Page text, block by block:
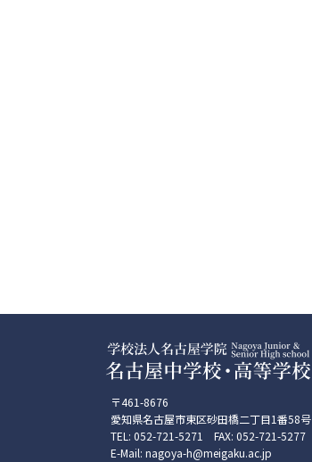
〒461-8676
愛知県名古屋市東区砂田橋二丁目1番58号
TEL: 052-721-5271 FAX: 052-721-5277
E-Mail: nagoya-h@meigaku.ac.jp